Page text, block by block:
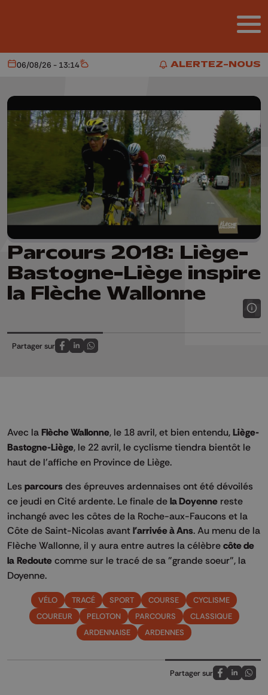
ALERTEZ-NOUS
ALERTEZ-NOUS
Aujourd'hui
06/08/26 - 13:14 Météo
Parcours 2018: Liège-
Bastogne-Liège inspire
la Flèche Wallonne
Partager sur
Partagez sur FaceBook
Partagez sur LinkedIn
Partagez sur Whatsapp
Avec la Flèche Wallonne, le 18 avril, et bien entendu, Liège-
Bastogne-Liège, le 22 avril, le cyclisme tiendra bientôt le
haut de l'affiche en Province de Liège.
Les parcours des épreuves ardennaises ont été dévoilés
ce jeudi en Cité ardente. Le finale de la Doyenne reste
inchangé avec les côtes de la Roche-aux-Faucons et la
Côte de Saint-Nicolas avant l'arrivée à Ans. Au menu de la
Flèche Wallonne, il y aura entre autres la célèbre côte de
la Redoute comme sur le tracé de sa "grande soeur", la
Doyenne.
VÉLO TRACÉ SPORT COURSE
CYCLISME
COUREUR
PELOTON PARCOURS
CLASSIQUE
ARDENNAISE
ARDENNES
Partager sur
Partagez sur
Partagez